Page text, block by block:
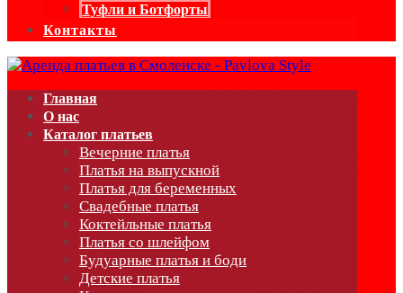
Туфли и Ботфорты
Контакты
Главная
О нас
Каталог платьев
Вечерние платья
Платья на выпускной
Платья для беременных
Свадебные платья
Коктейльные платья
Платья со шлейфом
Будуарные платья и боди
Детские платья